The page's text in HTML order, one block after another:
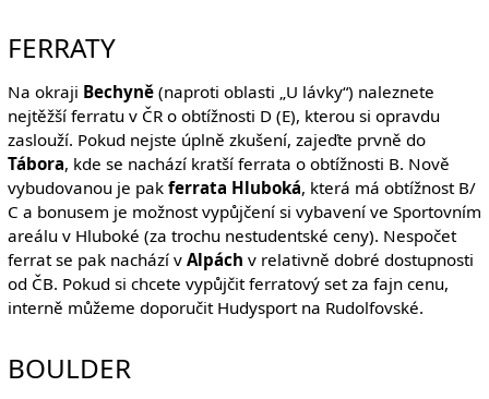
FERRATY
Na okraji Bechyně(naproti oblasti „U lávky“) naleznete
nejtěžší ferratu v ČR o obtížnosti D (E), kterou si opravdu
zaslouží. Pokud nejste úplně zkušení, zajeďte prvně do
Tábora, kde se nachází kratší ferrata o obtížnosti B. Nově
vybudovanou je pak ferrata Hluboká, která má obtížnost B/
C a bonusem je možnost vypůjčení si vybavení ve Sportovním
areálu v Hluboké (za trochu nestudentské ceny). Nespočet
ferrat se pak nachází v Alpách v relativně dobré dostupnosti
od ČB. Pokud si chcete vypůjčit ferratový set za fajn cenu,
interně můžeme doporučit Hudysport na Rudolfovské.
BOULDER